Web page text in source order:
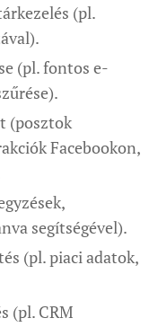
(pl.
(pl. fontos e-
(posztok
Facebookon,
segítségével).
(pl. piaci adatok,
(pl. CRM